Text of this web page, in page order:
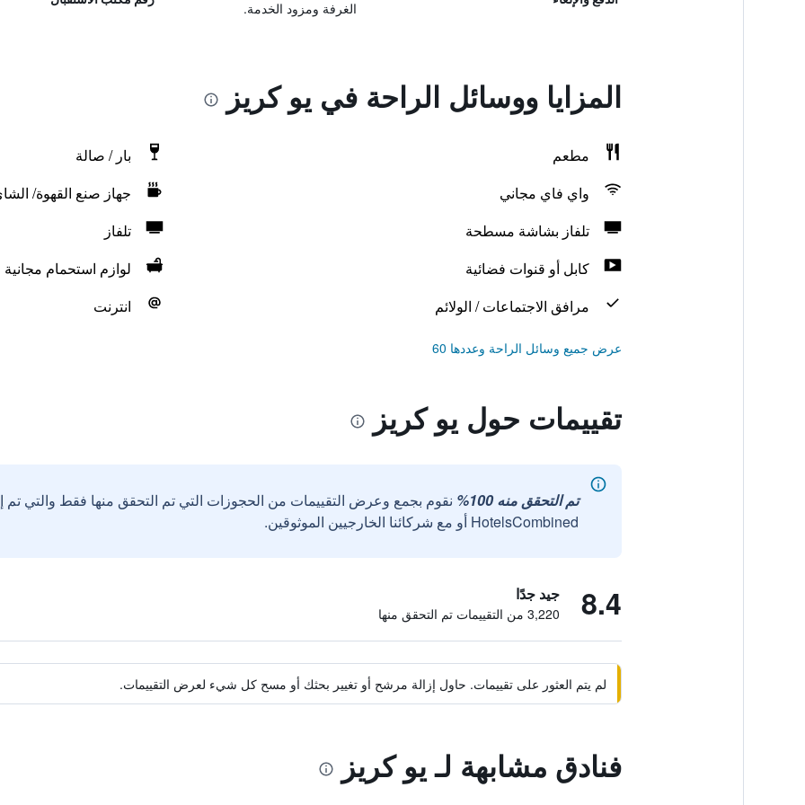
الغرفة ومزود الخدمة.
المزايا ووسائل الراحة في يو كريز
مطعم
بار / صالة
واي فاي مجاني
جهاز صنع القهوة/
تلفاز بشاشة مسطحة
تلفاز
كابل أو قنوات فضائية
لوازم استحمام مجانية
مرافق الاجتماعات / الولائم
انترنت
عرض جميع وسائل الراحة وعددها 60
تقييمات حول يو كريز
تم التحقق منه 100%
نقوم بجمع وعرض التقييمات من الحجوزات التي تم التحقق منها فقط والتي
HotelsCombined أو مع شركائنا الخارجيين الموثوقين.
8.4 جيد جدًا
3,220 من التقييمات تم التحقق منها
لم يتم العثور على تقييمات. حاول إزالة مرشح أو تغيير بحثك أو مسح كل شيء لعرض التقييمات.
فنادق مشابهة لـ يو كريز